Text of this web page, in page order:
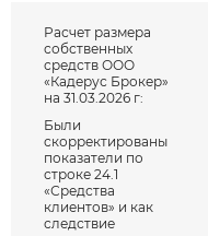
Расчет размера
собственных
средств ООО
«Кадерус Брокер»
на 31.03.2026 г:
Были
скорректированы
показатели по
строке 24.1
«Средства
клиентов» и как
следствие